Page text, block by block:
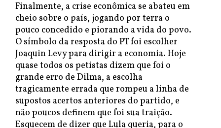
Finalmente, a crise econômica se abateu em
cheio sobre o país, jogando por terra o
pouco concedido e piorando a vida do povo.
O símbolo da resposta do PT foi escolher
Joaquin Levy para dirigir a economia. Hoje
quase todos os petistas dizem que foi o
grande erro de Dilma, a escolha
tragicamente errada que rompeu a linha de
supostos acertos anteriores do partido, e
não poucos definem que foi sua traição.
Esquecem de dizer que Lula queria, para o